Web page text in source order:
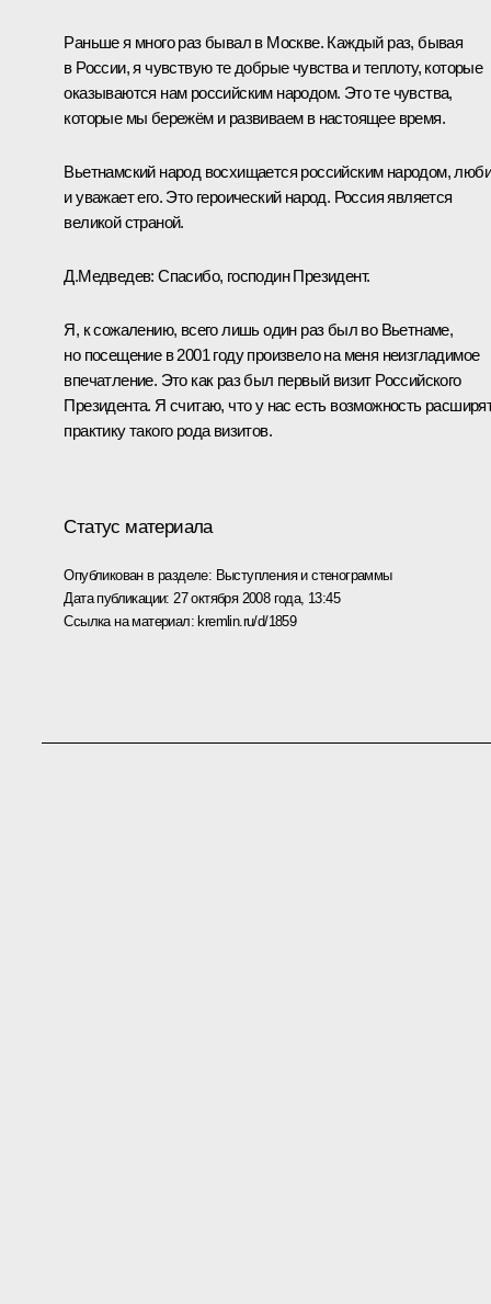
Раньше я много раз бывал в Москве. Каждый раз, бывая
в России, я чувствую те добрые чувства и теплоту, которые
оказываются нам российским народом. Это те чувства,
которые мы бережём и развиваем в настоящее время.
Вьетнамский народ восхищается российским народом,
и уважает его. Это героический народ. Россия является
великой страной.
Д.Медведев: Спасибо, господин Президент.
Я, к сожалению, всего лишь один раз был во Вьетнаме,
но посещение в 2001 году произвело на меня неизгладимое
впечатление. Это как раз был первый визит Российского
Президента. Я считаю, что у нас есть возможность
практику такого рода визитов.
Статус материала
Опубликован в разделе: Выступления и стенограммы
Дата публикации: 27 октября 2008 года, 13:45
Ссылка на материал:kremlin.ru/d/1859